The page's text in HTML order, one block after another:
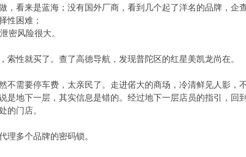
，看来是蓝海；没有国外厂商，看到几个起了洋名的品牌，企
性困难；
密风险很大。
索性就买了。查了高德导航，发现普陀区的红星美凯龙尚在。
不需要停车费，太亲民了。走进偌大的商场，冷清鲜见人影，
是地下一层，其实信息是错的。经过地下一层店员的指引，回
的门店。
理多个品牌的密码锁。